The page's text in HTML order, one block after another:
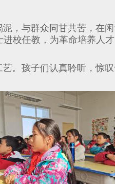
，与群众同甘共苦，在
校任教，为革命培养人
。孩子们认真聆听，惊